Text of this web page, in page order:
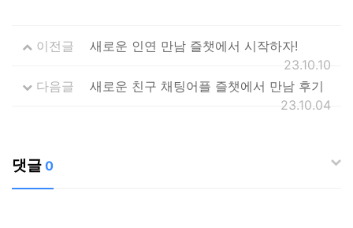
이전글
새로운 인연 만남 즐챗에서 시작하자!
23.10.10
다음글
새로운 친구 채팅어플 즐챗에서 만남 후기
23.10.04
댓글 0